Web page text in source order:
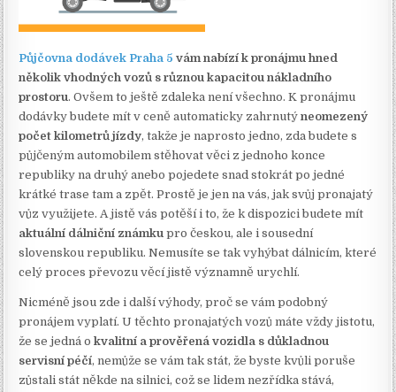
Půjčovna dodávek Praha 5 vám nabízí k pronájmu hned
několik vhodných vozů s různou kapacitou nákladního
prostoru. Ovšem to ještě zdaleka není všechno. K pronájmu
dodávky budete mít v ceně automaticky zahrnutýneomezený
počet kilometrů jízdy, takže je naprosto jedno, zda budete s
půjčeným automobilem stěhovat věci z jednoho konce
republiky na druhý anebo pojedete snad stokrát po jedné
krátké trase tam a zpět. Prostě je jen na vás, jak svůj pronajatý
vůz využijete. A jistě vás potěší i to, že k dispozici budete mít
aktuální dálniční známku pro českou, ale i sousední
slovenskou republiku. Nemusíte se tak vyhýbat dálnicím, které
celý proces převozu věcí jistě významně urychlí.
Nicméně jsou zde i další výhody, proč se vám podobný
pronájem vyplatí. U těchto pronajatých vozů máte vždy jistotu,
že se jedná okvalitní a prověřená vozidla s důkladnou
servisní péčí, nemůže se vám tak stát, že byste kvůli poruše
zůstali stát někde na silnici, což se lidem nezřídka stává,